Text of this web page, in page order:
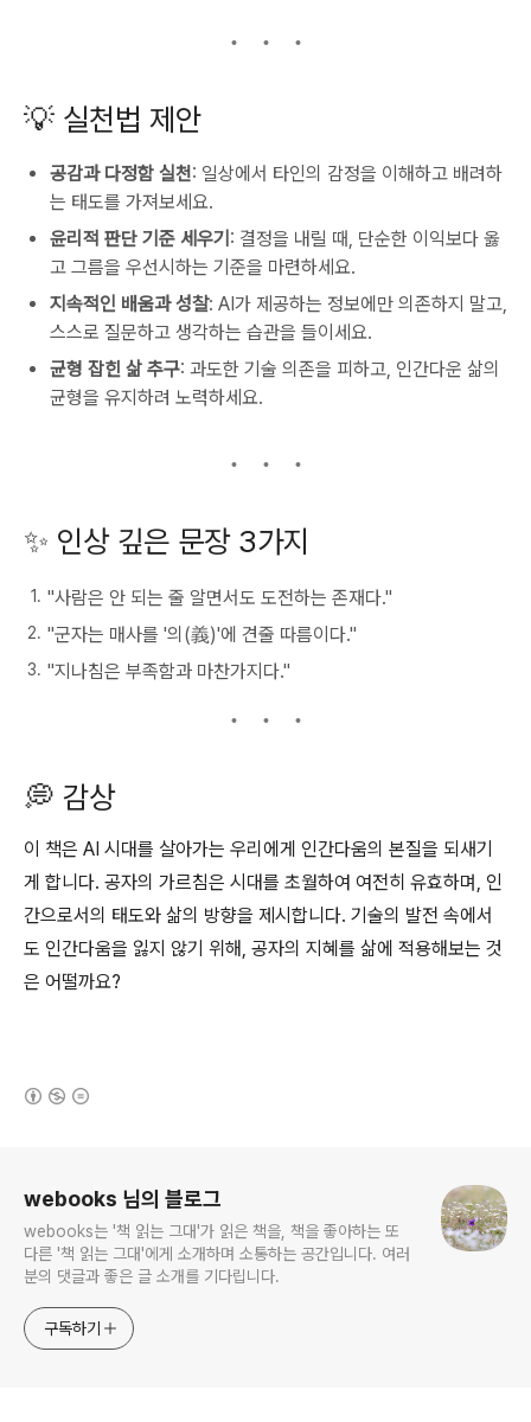
💡 실천법 제안
공감과 다정함 실천: 일상에서 타인의 감정을 이해하고 배려하
는 태도를 가져보세요.
윤리적 판단 기준 세우기 : 결정을 내릴 때, 단순한 이익보다 옳
고 그름을 우선시하는 기준을 마련하세요.
지속적인 배움과 성찰: AI가 제공하는 정보에만 의존하지 말고,
스스로 질문하고 생각하는 습관을 들이세요.
균형 잡힌 삶 추구: 과도한 기술 의존을 피하고, 인간다운 삶의
균형을 유지하려 노력하세요.
✨ 인상 깊은 문장 3가지
"사람은 안 되는 줄 알면서도 도전하는 존재다."
"군자는 매사를 '의(義)'에 견줄 따름이다."
"지나침은 부족함과 마찬가지다."
💭 감상
이 책은 AI 시대를 살아가는 우리에게 인간다움의 본질을 되새기
게 합니다. 공자의 가르침은 시대를 초월하여 여전히 유효하며, 인
간으로서의 태도와 삶의 방향을 제시합니다. 기술의 발전 속에서
도 인간다움을 잃지 않기 위해, 공자의 지혜를 삶에 적용해보는 것
은 어떨까요?
webooks 님의 블로그
webooks는 '책 읽는 그대'가 읽은 책을, 책을 좋아하는 또
다른 '책 읽는 그대'에게 소개하며 소통하는 공간입니다. 여러
분의 댓글과 좋은 글 소개를 기다립니다.
구독하기